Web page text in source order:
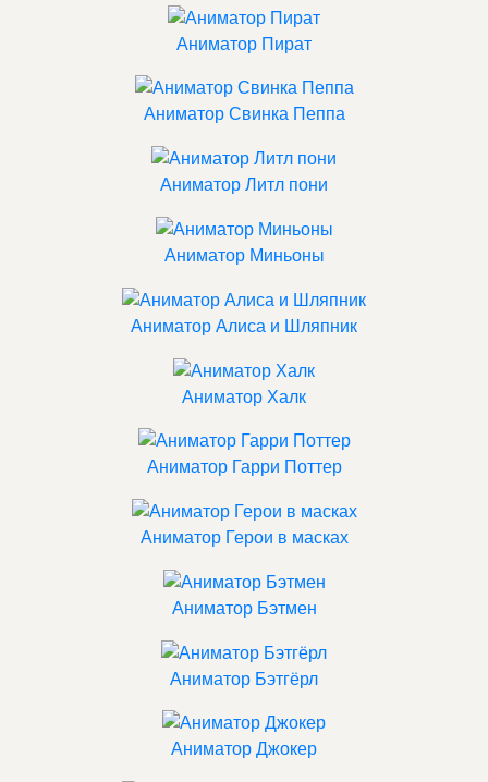
Аниматор Пират
Аниматор Свинка Пеппа
Аниматор Литл пони
Аниматор Миньоны
Аниматор Алиса и Шляпник
Аниматор Халк
Аниматор Гарри Поттер
Аниматор Герои в масках
Аниматор Бэтмен
Аниматор Бэтгёрл
Аниматор Джокер